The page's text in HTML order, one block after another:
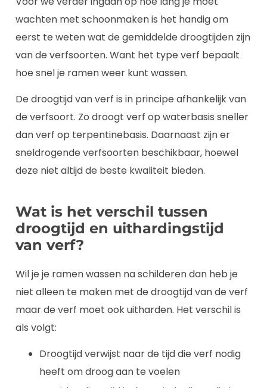
wachten met schoonmaken is het handig om
eerst te weten wat de gemiddelde droogtijden zijn
van de verfsoorten. Want het type verf bepaalt
hoe snel je ramen weer kunt wassen.
De droogtijd van verf is in principe afhankelijk van
de verfsoort. Zo droogt verf op waterbasis sneller
dan verf op terpentinebasis. Daarnaast zijn er
sneldrogende verfsoorten beschikbaar, hoewel
deze niet altijd de beste kwaliteit bieden.
Wat is het verschil tussen
droogtijd en uithardingstijd
van verf?
Wil je je ramen wassen na schilderen dan heb je
niet alleen te maken met de droogtijd van de verf
maar de verf moet ook uitharden. Het verschil is
als volgt:
Droogtijd verwijst naar de tijd die verf nodig
heeft om droog aan te voelen